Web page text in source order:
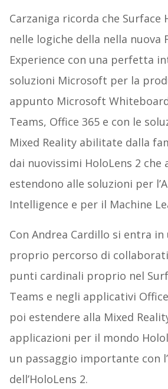
Carzaniga ricorda che Surface
nelle logiche della nella nuova
Experience con una perfetta
soluzioni Microsoft per la
appunto Microsoft
Teams, Office 365 e con le
Mixed Reality abilitate dalla
dai nuovissimi HoloLens 2 che
estendono alle soluzioni per
Intelligence e per il Machine
Con Andrea Cardillo si entra in
proprio percorso di
punti cardinali proprio nel
Teams e negli applicativi
poi estendere alla Mixed
applicazioni per il mondo
un passaggio importante con
dell’HoloLens 2.